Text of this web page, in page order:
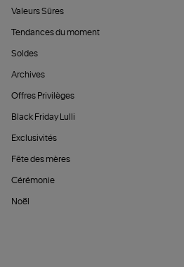
Valeurs Sûres
Tendances du moment
Soldes
Archives
Offres Privilèges
Black Friday Lulli
Exclusivités
Fête des mères
Cérémonie
Noël